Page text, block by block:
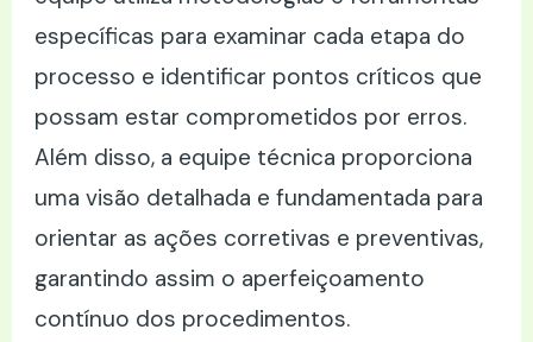
específicas para examinar cada etapa do
processo e identificar pontos críticos que
possam estar comprometidos por erros.
Além disso, a equipe técnica proporciona
uma visão detalhada e fundamentada para
orientar as ações corretivas e preventivas,
garantindo assim o aperfeiçoamento
contínuo dos procedimentos.